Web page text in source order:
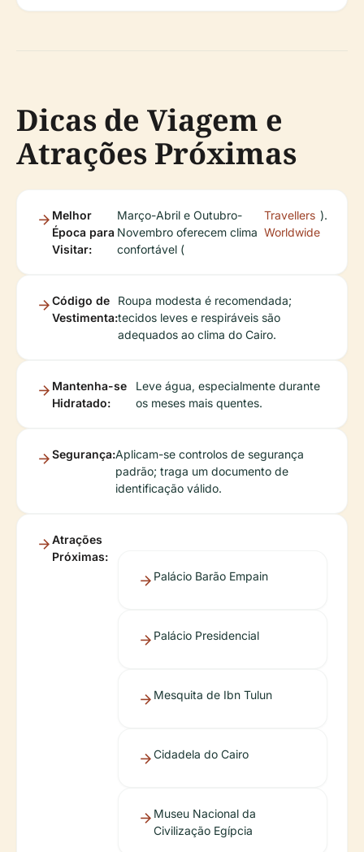
Dicas de Viagem e
Atrações Próximas
Melhor
Época para
Visitar:
Março-Abril e Outubro-
Novembro oferecem clima
confortável (
Travellers
Worldwide
).
Código de
Vestimenta:
Roupa modesta é recomendada;
tecidos leves e respiráveis são
adequados ao clima do Cairo.
Mantenha-se
Hidratado:
Leve água, especialmente durante
os meses mais quentes.
Segurança:Aplicam-se controlos de segurança
padrão; traga um documento de
identificação válido.
Atrações
Próximas:
Palácio Barão Empain
Palácio Presidencial
Mesquita de Ibn Tulun
Cidadela do Cairo
Museu Nacional da
Civilização Egípcia